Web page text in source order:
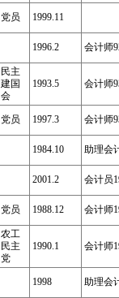
党员 1999.11
1996.2 会计师
民主
建国
会
1993.5 会计师
党员 1997.3 会计师
1984.10 助理会
2001.2 会计员
党员 1988.12 会计师
农工
民主
党
1990.1 会计师
1998 助理会